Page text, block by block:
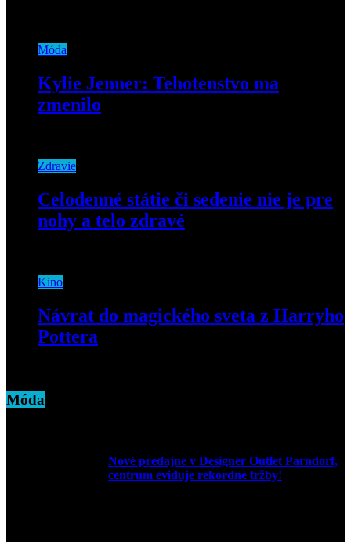
Móda
Kylie Jenner: Tehotenstvo ma
zmenilo
Zdravie
Celodenné státie či sedenie nie je pre
nohy a telo zdravé
Kino
Návrat do magického sveta z Harryho
Pottera
Móda
Nové predajne v Designer Outlet Parndorf,
centrum eviduje rekordné tržby!